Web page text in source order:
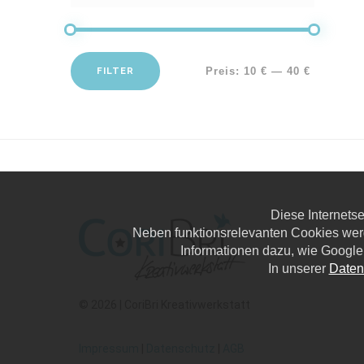
FILTER Preis: 10 € — 40 €
Diese
Neben funktionsrelevanten Cookies
Informationen dazu, wie
In unserer